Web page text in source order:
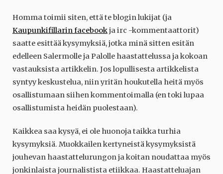
Homma toimii siten, että te blogin lukijat (ja
Kaupunkifillarin facebookja irc -kommentaattorit)
saatte esittää kysymyksiä, jotka minä sitten esitän
edelleen Salermolle ja Palolle haastattelussa ja kokoan
vastauksista artikkelin. Jos lopullisesta artikkelista
syntyy keskustelua, niin yritän houkutella heitä myös
osallistumaan siihen kommentoimalla (en toki lupaa
osallistumista heidän puolestaan).
Kaikkea saa kysyä, ei ole huonoja taikka turhia
kysymyksiä. Muokkailen kertyneistä kysymyksistä
jouhevan haastattelurungon ja koitan noudattaa myös
jonkinlaista journalistista etiikkaa. Haastatteluajan